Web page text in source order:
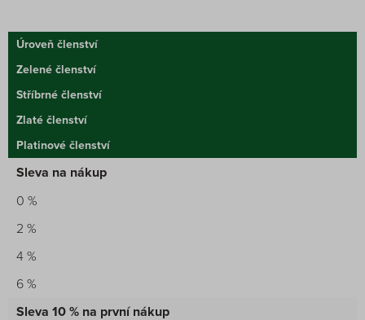
Úroveň členství
Zelené členství
Stříbrné členství
Zlaté členství
Platinové členství
Sleva na nákup
0 %
2 %
4 %
6 %
Sleva 10 % na první nákup